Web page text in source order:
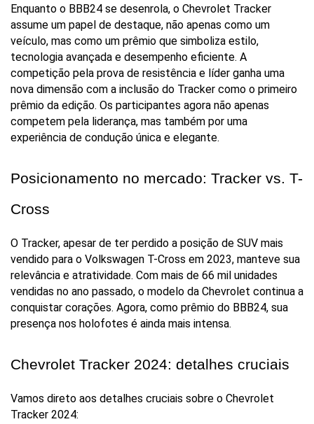
Enquanto o BBB24 se desenrola, o Chevrolet Tracker
assume um papel de destaque, não apenas como um
veículo, mas como um prêmio que simboliza estilo,
tecnologia avançada e desempenho eficiente. A
competição pela prova de resistência e líder ganha uma
nova dimensão com a inclusão do Tracker como o primeiro
prêmio da edição. Os participantes agora não apenas
competem pela liderança, mas também por uma
experiência de condução única e elegante.
Posicionamento no mercado: Tracker vs. T-
Cross
O Tracker, apesar de ter perdido a posição de SUV mais
vendido para o Volkswagen T-Cross em 2023, manteve sua
relevância e atratividade. Com mais de 66 mil unidades
vendidas no ano passado, o modelo da Chevrolet continua a
conquistar corações. Agora, como prêmio do BBB24, sua
presença nos holofotes é ainda mais intensa.
Chevrolet Tracker 2024: detalhes cruciais
Vamos direto aos detalhes cruciais sobre o Chevrolet
Tracker 2024: